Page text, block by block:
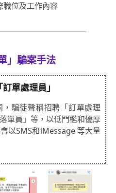
職位及工作內容
」騙案手法
單處理員」
騙徒聲稱招聘「訂單處理
單員」等，以低門檻和優厚
以SMS和iMessage 等大量